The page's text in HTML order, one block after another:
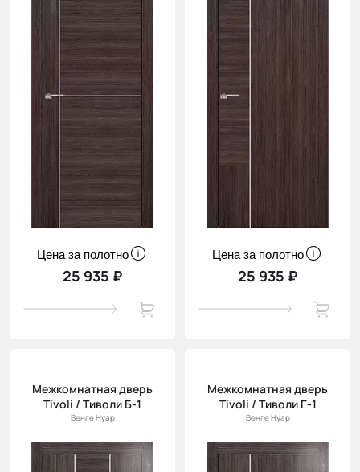
Цена за полотно
25 935 ₽
Цена за полотно
25 935 ₽
Межкомнатная дверь
Tivoli / Тиволи Б-1
Венге Нуар
Межкомнатная дверь
Tivoli / Тиволи Г-1
Венге Нуар